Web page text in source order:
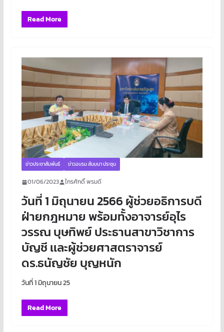
Read More
ข่าวประชาสัมพันธ์ ข่าวอบรม สัมมนา ประชุม
01/06/2023 ไกรศักดิ์ พรมดี
วันที่ 1 มิถุนายน 2566 ผู้ช่วยอธิการบดี
ฝ่ายกฎหมาย พร้อมทั้งอาจารย์อุไร
วรรณ บุษทิพย์ ประธานสาขาวิชาการ
บัญชี เเละผู้ช่วยศาสตราจารย์
ดร.ธนัญชัย บุญหนัก
วันที่ 1 มิถุนายน 25
Read More